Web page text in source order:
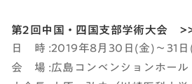
第2回中国・四国支部学術大会
日 時 :2019年8月30日(金)～31日
会 場 :広島コンベンションホール